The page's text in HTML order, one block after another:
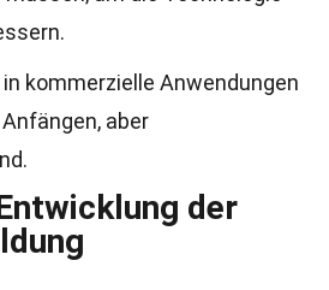
kommerzielle Anwendungen
aber
der